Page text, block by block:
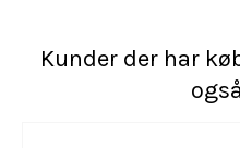
Kunder der har